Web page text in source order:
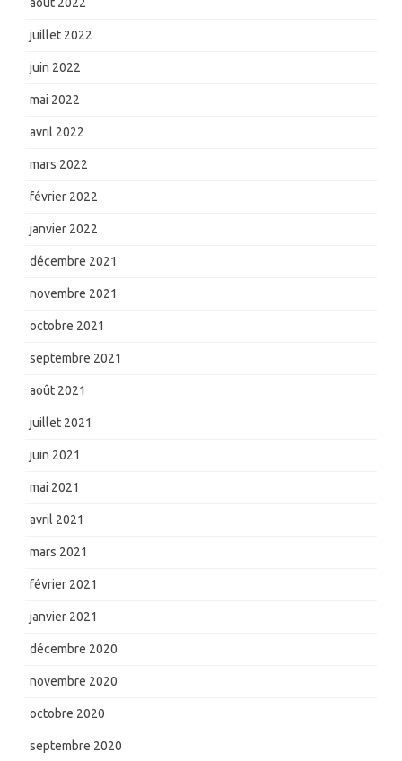
août 2022
juillet 2022
juin 2022
mai 2022
avril 2022
mars 2022
février 2022
janvier 2022
décembre 2021
novembre 2021
octobre 2021
septembre 2021
août 2021
juillet 2021
juin 2021
mai 2021
avril 2021
mars 2021
février 2021
janvier 2021
décembre 2020
novembre 2020
octobre 2020
septembre 2020